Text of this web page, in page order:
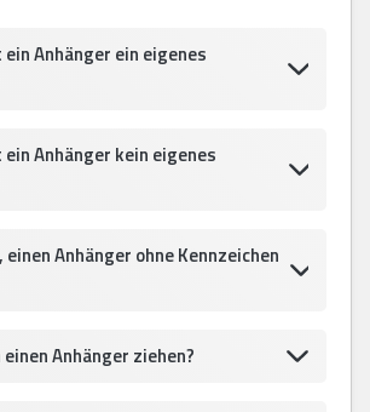
Anhänger ein eigenes
Anhänger kein eigenes
Anhänger ohne Kennzeichen
Anhänger ziehen?